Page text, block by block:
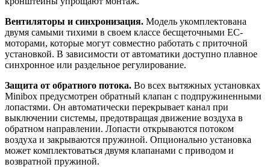
Вентиляторы и синхронизация. Модель укомплектована
двумя самыми тихими в своем классе бесщеточными ЕС-
моторами, которые могут совместно работать с приточной
установкой. В зависимости от автоматики доступно плавное
синхронное или раздельное регулирование.
Защита от обратного потока. Во всех вытяжных установках
Minibox предусмотрен обратный клапан с подпружиненными
лопастями. Он автоматически перекрывает канал при
выключении системы, предотвращая движение воздуха в
обратном направлении. Лопасти открываются потоком
воздуха и закрываются пружиной. Опционально установка
может комплектоваться двумя клапанами с приводом и
возвратной пружиной.